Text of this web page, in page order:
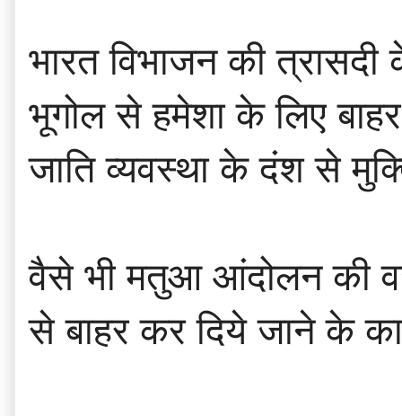
भारत विभाजन की त्रासदी
भूगोल से हमेशा के लिए
जाति व्यवस्था के दंश से
वैसे भी मतुआ आंदोलन की
से बाहर कर दिये जाने के